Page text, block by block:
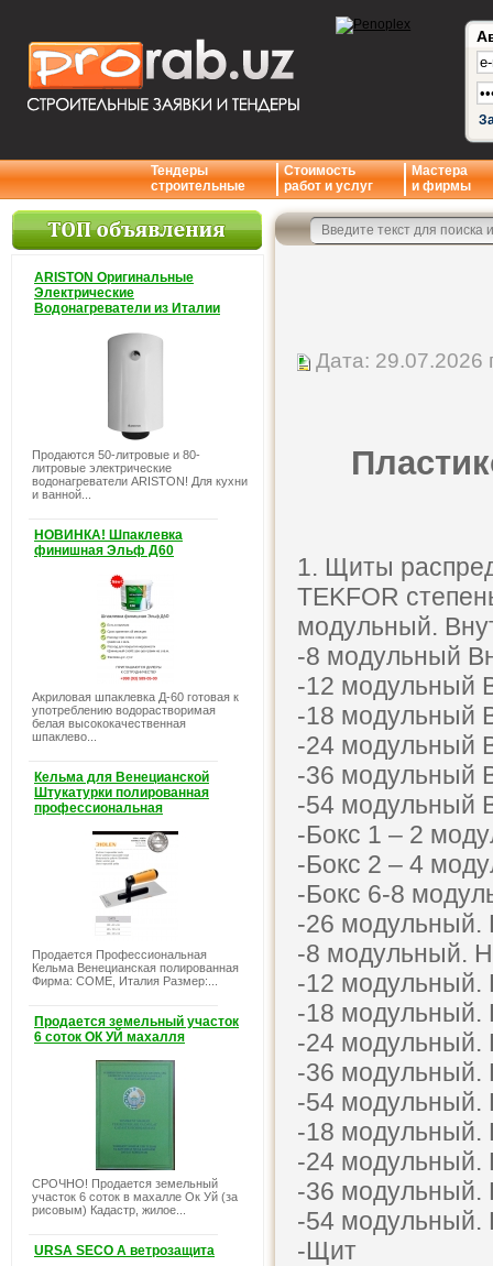
Тендеры
строительные
Стоимость
работ и услуг
Мастера
и фирмы
ARISTON Оригинальные
Электрические
Водонагреватели из Италии
Продаются 50-литровые и 80-
литровые электрические
водонагреватели ARISTON! Для кухни
и ванной...
НОВИНКА! Шпаклевка
финишная Эльф Д60
Акриловая шпаклевка Д-60 готовая к
употреблению водорастворимая
белая высококачественная
шпаклево...
Кельма для Венецианской
Штукатурки полированная
профессиональная
Продается Профессиональная
Кельма Венецианская полированная
Фирма: COME, Италия Размер:...
Продается земельный участок
6 соток ОК УЙ махалля
СРОЧНО! Продается земельный
участок 6 соток в махалле Ок Уй (за
рисовым) Кадастр, жилое...
URSA SECO A ветрозащита
Дата: 29.07.2026
1. Щиты
TEKFOR
модульный.
-8 модульный
-12 модульный
-18 модульный
-24 модульный
-36 модульный
-54 модульный
-Бокс 1 – 2
-Бокс 2 – 4
-Бокс 6-8
-26 модульный.
-8 модульный.
-12 модульный.
-18 модульный.
-24 модульный.
-36 модульный.
-54 модульный.
-18 модульный.
-24 модульный.
-36 модульный.
-54 модульный.
-Щит